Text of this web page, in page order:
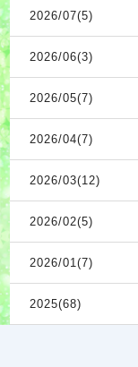
2026/07(5)
2026/06(3)
2026/05(7)
2026/04(7)
2026/03(12)
2026/02(5)
2026/01(7)
2025(68)